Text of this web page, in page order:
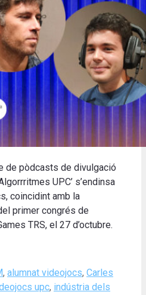
de pòdcasts de divulgació
UPC’ s’endinsa
coincidint amb la
primer congrés de
TRS, el 27 d’octubre.
, alumnat videojocs, Carles
upc, indústria dels